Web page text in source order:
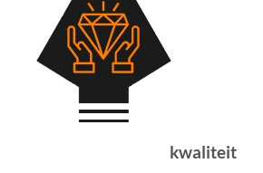
kwaliteit